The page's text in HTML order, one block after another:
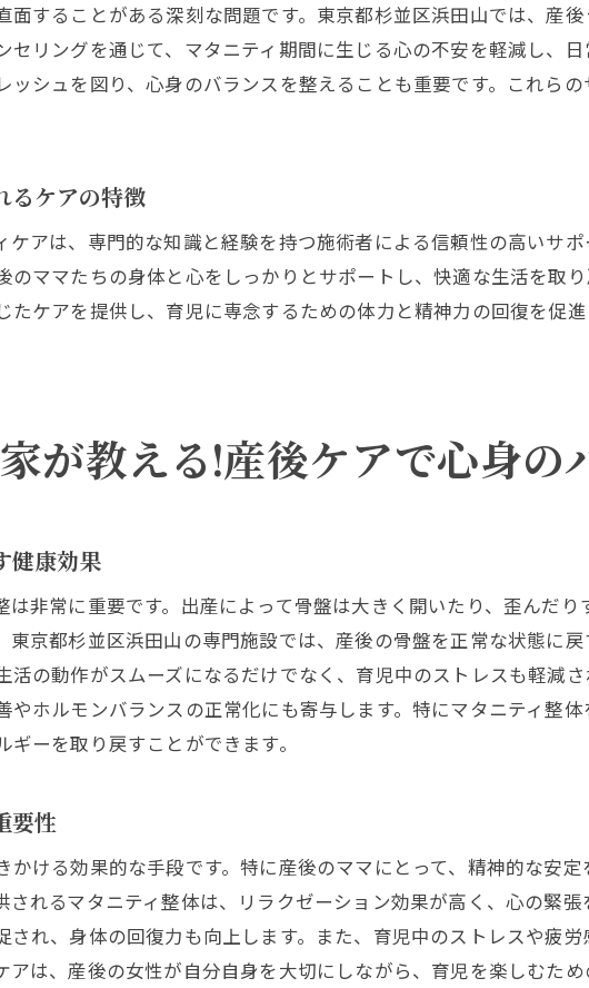
リフレッシュできる整体メニューの紹介
産後の身体を優しくサポートする方法
浜田山の整体施設で体験できること
杉並区浜田山で産後の悩みを解決するためのサポート
産後の悩みに対応するケアプログラム
育児の悩みを軽減する心のケア
安心して利用できる施設の見つけ方
心身の健康を支えるケアの魅力
浜田山での体験談から学ぶケアの効果
産後ケアがもたらす家庭生活への影響
面することがある深刻な問題です。東京都杉並区浜田山では、産
セリングを通じて、マタニティ期間に生じる心の不安を軽減し、
ッシュを図り、心身のバランスを整えることも重要です。これら
るケアの特徴
ケアは、専門的な知識と経験を持つ施術者による信頼性の高いサ
のママたちの身体と心をしっかりとサポートし、快適な生活を取
たケアを提供し、育児に専念するための体力と精神力の回復を促
が教える!産後ケアで心身の
健康効果
は非常に重要です。出産によって骨盤は大きく開いたり、歪んだ
東京都杉並区浜田山の専門施設では、産後の骨盤を正常な状態に
活の動作がスムーズになるだけでなく、育児中のストレスも軽減
やホルモンバランスの正常化にも寄与します。特にマタニティ整
ーを取り戻すことができます。
要性
かける効果的な手段です。特に産後のママにとって、精神的な安
されるマタニティ整体は、リラクゼーション効果が高く、心の緊
され、身体の回復力も向上します。また、育児中のストレスや疲
は、産後の女性が自分自身を大切にしながら、育児を楽しむため